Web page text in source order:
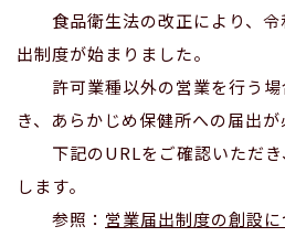
食品衛生法の改正により、令
出制度が始まりました。
許可業種以外の営業を行う場
き、あらかじめ保健所への届出が
下記のURLをご確認いただき
します。
参照： 営業届出制度の創設